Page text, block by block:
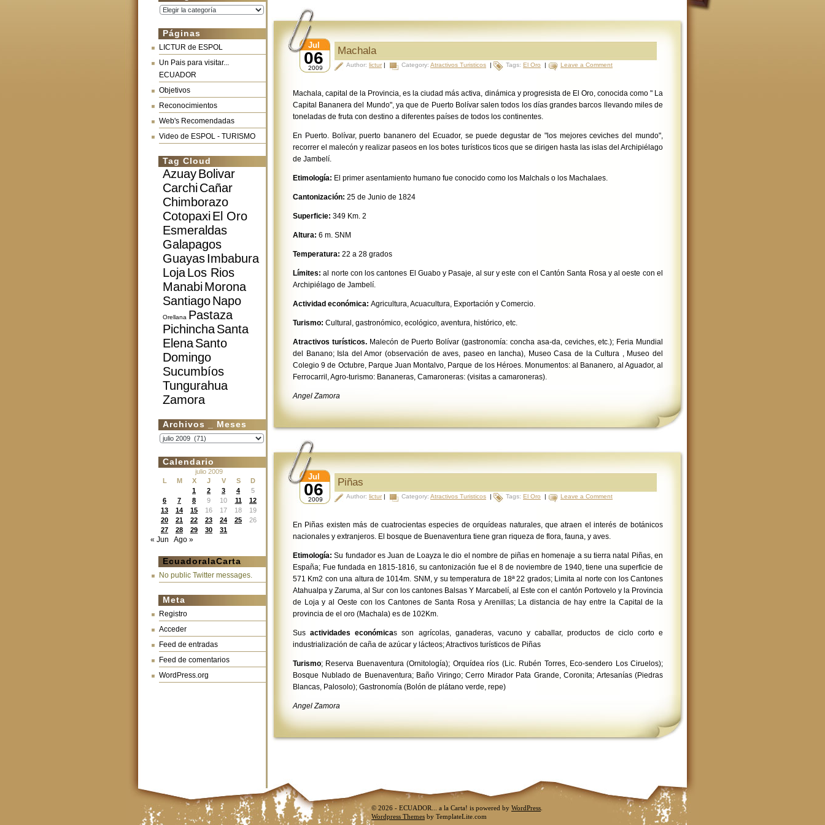
Categorías
Páginas
LICTUR de ESPOL
Un Pais para visitar...
ECUADOR
Objetivos
Reconocimientos
Web's Recomendadas
Video de ESPOL - TURISMO
Tag Cloud
AzuayBolivar
CarchiCañar
Chimborazo
CotopaxiEl Oro
Esmeraldas
Galapagos
GuayasImbabura
LojaLos Rios
ManabiMorona
SantiagoNapo
Orellana Pastaza
PichinchaSanta
ElenaSanto
Domingo
Sucumbíos
Tungurahua
Zamora
Archivos _ Meses
Archivos
Calendario
julio 2009
L
M X J V S
D
1
2 3 4
5
6
7 8 9 10 11
12
13
14 15 16 17 18
19
20
21 22 23 24 25
26
27
28 29 30 31
« Jun Ago »
EcuadoralaCarta
No public Twitter messages.
Meta
Registro
Acceder
Feed de entradas
Feed de comentarios
WordPress.org
06
Jul
2009
Machala
Author: lictur | Category: Atractivos Turisticos | Tags: El Oro | Leave a Comment
Machala, capital de la Provincia, es la ciudad más acti­va, dinámica y progresista de El Oro, conocida como " La
Capital Bananera del Mundo", ya que de Puerto Bolívar salen todos los días grandes barcos llevando miles de
toneladas de fruta con destino a diferentes países de todos los continentes.
En Puerto. Bolívar, puerto bananero del Ecuador, se puede degustar de "los mejores ceviches del mundo",
recorrer el malecón y realizar paseos en los botes turísticos­ ticos que se dirigen hasta las islas del Archipiélago
de Jambelí.
Etimología: El primer asentamiento humano fue cono­cido como los Malchals o los Machalaes.
Cantonización: 25 de Junio de 1824
Superficie: 349 Km. 2
Altura: 6 m. SNM
Temperatura: 22 a 28 grados
Límites: al norte con los cantones El Guabo y Pasaje, al sur y este con el Cantón Santa Rosa y al oeste con el
Ar­chipiélago de Jambelí.
Actividad económica: Agricultura, Acuacultura, Ex­portación y Comercio.
Turismo: Cultural, gastronómico, ecológico, aventura, histórico, etc.
Atractivos turísticos. Malecón de Puerto Bolívar (gastronomía: concha asa-da, ceviches, etc.); Feria Mundial
del Banano; Isla del Amor (observación de aves, paseo en lancha), Museo Casa de la Cultura , Museo del
Colegio 9 de Octubre, Parque Juan Montalvo, Parque de los Héroes. Monu­mentos: al Bananero, al Aguador, al
Ferrocarril, Agro-turismo: Bananeras, Camaroneras: (visitas a camarone­ras).
Angel Zamora
06
Jul
2009
Piñas
Author: lictur | Category: Atractivos Turisticos | Tags: El Oro | Leave a Comment
En Piñas existen más de cuatrocientas especies de orquídeas naturales, que atraen el interés de botánicos
nacionales y extranjeros. El bosque de Buenaventura tiene gran riqueza de flora, fauna, y aves.
Etimología:Su fundador es Juan de Loayza le dio el nombre de piñas en homenaje a su tierra natal Piñas, en
España; Fue fundada en 1815-1816, su cantonización fue el 8 de noviembre de 1940, tiene una superficie de
571 Km2 con una altura de 1014m. SNM, y su temperatura de 18ª 22 grados; Limita al norte con los Cantones
Atahualpa y Zaruma, al Sur con los cantones Balsas Y Marcabelí, al Este con el cantón Portovelo y la Provincia
de Loja y al Oeste con los Cantones de Santa Rosa y Arenillas; La distancia de hay entre la Capital de la
provincia de el oro (Machala) es de 102Km.
Susactividades económicas son agrícolas, ganaderas, vacuno y caballar, productos de ciclo corto e
industrialización de caña de azúcar y lácteos; Atractivos turísticos de Piñas
Turismo; Reserva Buenaventura (Ornitología); Orquídea ríos (Lic. Rubén Torres, Eco-sendero Los Ciruelos);
Bosque Nublado de Buenaventura; Baño Viringo; Cerro Mirador Pata Grande, Coronita; Artesanías (Piedras
Blancas, Palosolo); Gastronomía (Bolón de plátano verde, repe)
Angel Zamora
© 2026 - ECUADOR... a la Carta! is powered by WordPress
Wordpress Themes by TemplateLite.com